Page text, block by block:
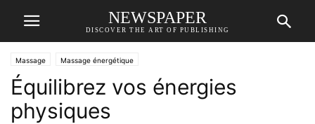
NEWSPAPER
DISCOVER THE ART OF PUBLISHING
Massage Massage énergétique
Équilibrez vos énergies
physiques